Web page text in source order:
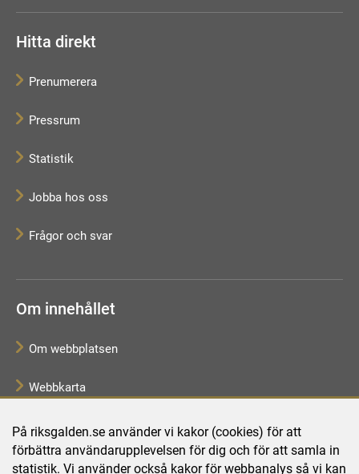
På riksgalden.se använder vi kakor (cookies) för att
förbättra användarupplevelsen för dig och för att samla in
statistik. Vi använder också kakor för webbanalys så vi kan
Hitta direkt
Prenumerera
Pressrum
Statistik
Jobba hos oss
Frågor och svar
Om innehållet
Om webbplatsen
Webbkarta
Tillgänglighetsredogörelse
Behandling av personuppgifter